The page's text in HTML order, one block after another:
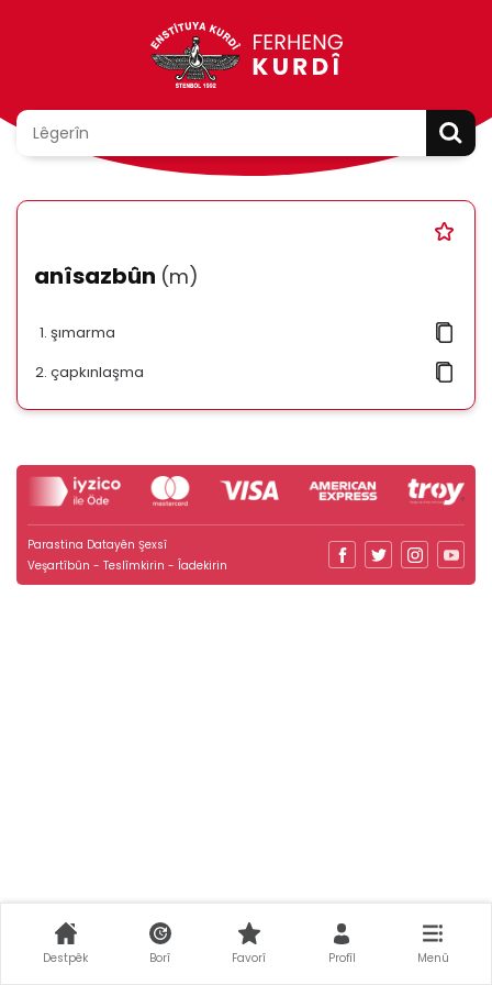
anîsazbûn (m)
şımarma
çapkınlaşma
Parastina Datayên Şexsî
Veşartîbûn - Teslîmkirin - Îadekirin
Destpêk Borî Favorî Profîl Menû